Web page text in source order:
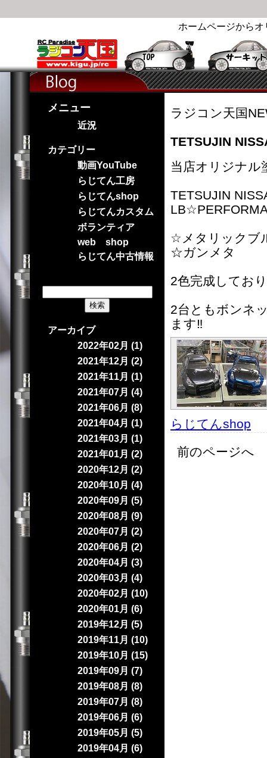
ホームページから
ラジコン天国
TETSUJIN
当店オリジナル
TETSUJIN
☆メタリックブ
☆ガンメタ
2色完成してお
2台ともボンネ
ます‼️
らじてんshop
前のページへ
メニュー
近況
カテゴリー
動画YouTube
らじてん工房
らじてんshop
らじてんカスタム
ボランティア
web shop
らじてん中古情報
アーカイブ
2022年02月 (1)
2021年12月 (2)
2021年11月 (1)
2021年07月 (4)
2021年06月 (8)
2021年04月 (1)
2021年03月 (1)
2021年01月 (2)
2020年12月 (2)
2020年10月 (4)
2020年09月 (5)
2020年08月 (9)
2020年07月 (2)
2020年06月 (2)
2020年04月 (3)
2020年03月 (4)
2020年02月 (10)
2020年01月 (6)
2019年12月 (5)
2019年11月 (10)
2019年10月 (15)
2019年09月 (7)
2019年08月 (8)
2019年07月 (8)
2019年06月 (6)
2019年05月 (5)
2019年04月 (6)